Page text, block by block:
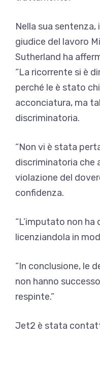
Nella sua sentenza,
giudice del lavoro
Sutherland ha
“La ricorrente si è
perché le è stato
acconciatura, ma
discriminatoria.
“Non vi è stata
discriminatoria che
violazione del
confidenza.
“L’imputato non
licenziandola in
“In conclusione, le
non hanno
respinte.”
Jet2 è stata